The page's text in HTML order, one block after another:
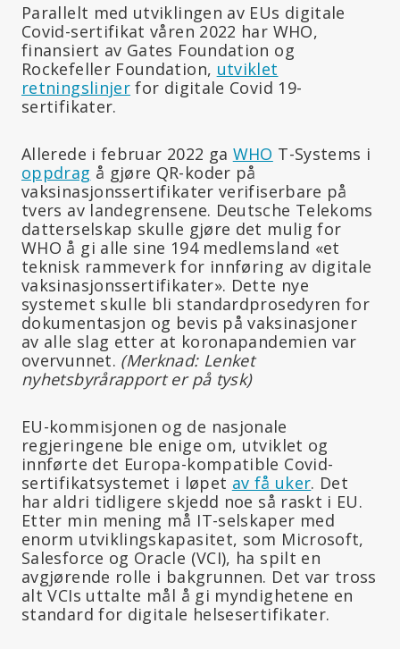
Parallelt med utviklingen av EUs digitale
Covid-sertifikat våren 2022 har WHO,
finansiert av Gates Foundation og
Rockefeller Foundation, utviklet
retningslinjer for digitale Covid 19-
sertifikater.
Allerede i februar 2022 ga WHO T-Systems i
oppdrag å gjøre QR-koder på
vaksinasjonssertifikater verifiserbare på
tvers av landegrensene. Deutsche Telekoms
datterselskap skulle gjøre det mulig for
WHO å gi alle sine 194 medlemsland «et
teknisk rammeverk for innføring av digitale
vaksinasjonssertifikater». Dette nye
systemet skulle bli standardprosedyren for
dokumentasjon og bevis på vaksinasjoner
av alle slag etter at koronapandemien var
overvunnet. (Merknad: Lenket
nyhetsbyrårapport er på tysk)
EU-kommisjonen og de nasjonale
regjeringene ble enige om, utviklet og
innførte det Europa-kompatible Covid-
sertifikatsystemet i løpet av få uker. Det
har aldri tidligere skjedd noe så raskt i EU.
Etter min mening må IT-selskaper med
enorm utviklingskapasitet, som Microsoft,
Salesforce og Oracle (VCI), ha spilt en
avgjørende rolle i bakgrunnen. Det var tross
alt VCIs uttalte mål å gi myndighetene en
standard for digitale helsesertifikater.